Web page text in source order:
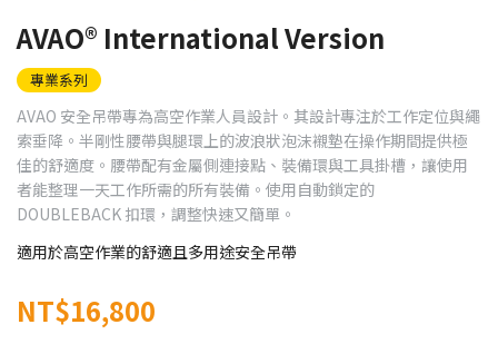
AVAO® International Version
專業系列
AVAO 安全吊帶專為高空作業人員設計。其設計專注於工作定位與繩
索垂降。半剛性腰帶與腿環上的波浪狀泡沫襯墊在操作期間提供極
佳的舒適度。腰帶配有金屬側連接點、裝備環與工具掛槽，讓使用
者能整理一天工作所需的所有裝備。使用自動鎖定的
DOUBLEBACK 扣環，調整快速又簡單。
適用於高空作業的舒適且多用途安全吊帶
NT$16,800